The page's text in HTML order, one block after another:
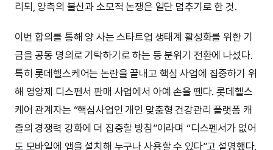
리되, 양측의 불신과 소모적 논쟁은 일단 멈추기로 한 것.
이번 합의를 통해 양 사는 스타트업 생태계 활성화를 위한 기
금을 공동 명의로 기탁하기로 하는 등 분위기 전환에 나섰다.
특히 롯데헬스케어는 논란을 끝내고 핵심 사업에 집중하기 위
해 영양제 디스펜서 판매 사업에서 아예 손을 뗀다. 롯데헬스
케어 관계자는 “핵심사업인 개인 맞춤형 건강관리 플랫폼 캐
즐의 경쟁력 강화에 더 집중할 방침”이라며 “디스펜서가 없어
도 모바일에 앱을 설치해 누구나 사용할 수 있다”고 설명했다.